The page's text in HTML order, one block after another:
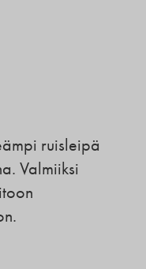
ruisleipä
Valmiiksi